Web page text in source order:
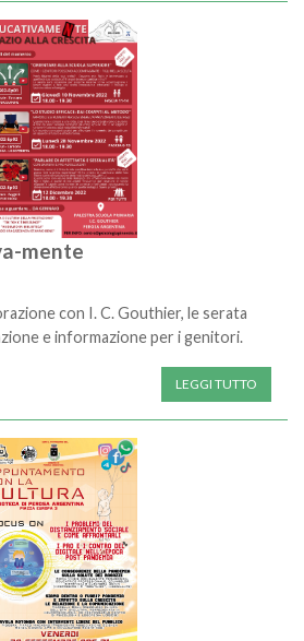
mente
con I. C. Gouthier, le serata
e informazione per i genitori.
LEGGI TUTTO